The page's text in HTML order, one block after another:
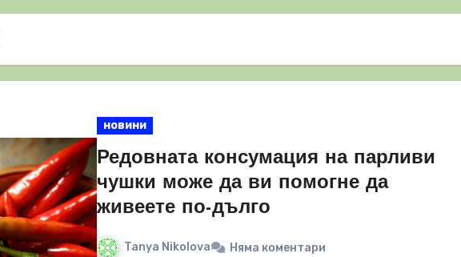
новини
Редовната консумация на парливи
чушки може да ви помогне да
живеете по-дълго
Tanya Nikolova Няма коментари